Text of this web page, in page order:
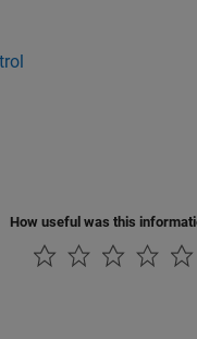
How useful was this